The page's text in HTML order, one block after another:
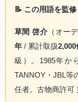
📝 この用語を監修
草間 啓介 （オー
年 / 累計取扱2,000
級）。1985年か
TANNOY・JBL等
任者。古物商許可